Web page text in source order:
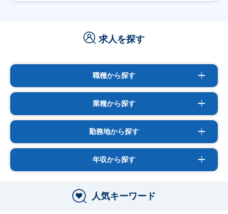
求人を探す
職種から探す
業種から探す
勤務地から探す
年収から探す
人気キーワード